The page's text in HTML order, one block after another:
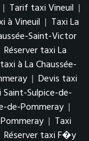
| Tarif taxi Vineuil |
à Vineuil | Taxi La
Saint-Victor
Réserver taxi La
à La Chaussée-
| Devis taxi
Sulpice-de-
de-Pommeray |
| Taxi
Réserver taxi F�y